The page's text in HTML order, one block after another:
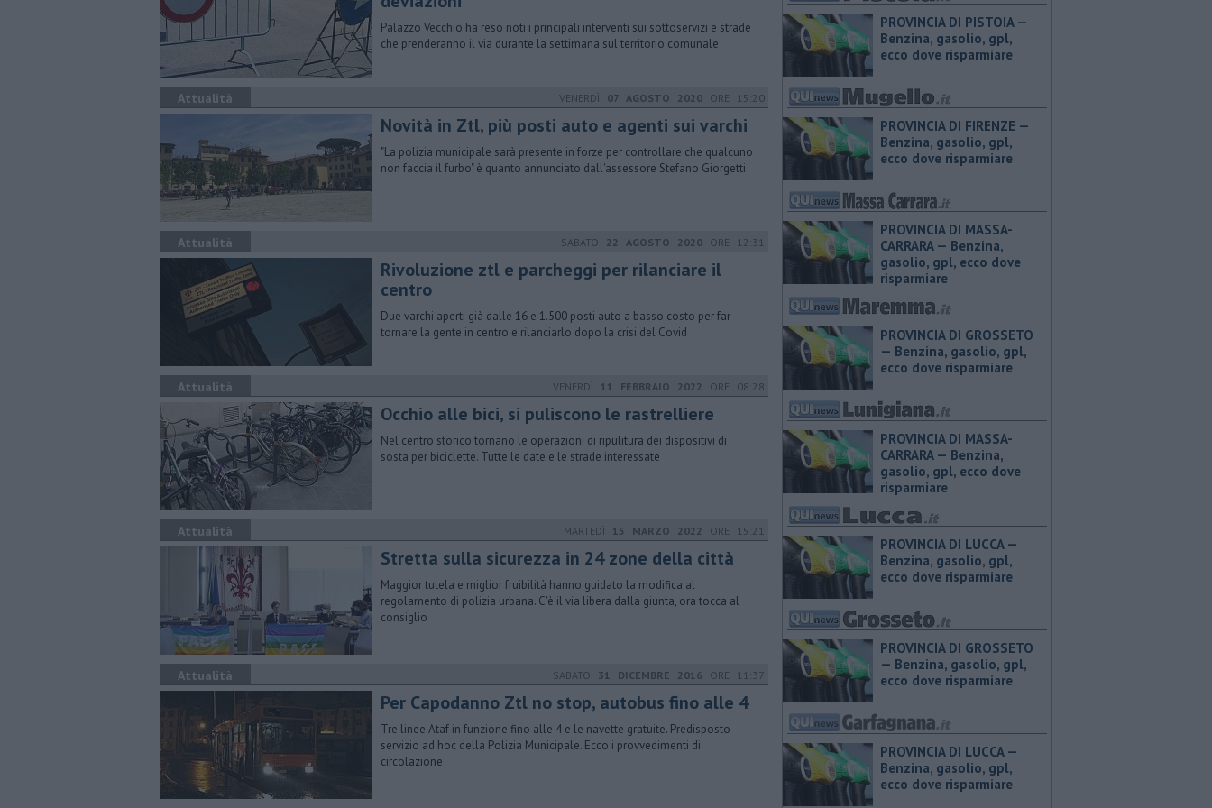
Palazzo Vecchio ha reso noti i principali interventi sui sottoservizi e strade
che prenderanno il via durante la settimana sul territorio comunale
Attualità VENERDÌ 07 AGOSTO 2020 ORE 15:20
Novità in Ztl, più posti auto e agenti sui varchi
"La polizia municipale sarà presente in forze per controllare che qualcuno
non faccia il furbo" è quanto annunciato dall'assessore Stefano Giorgetti
Attualità SABATO 22 AGOSTO 2020 ORE 12:31
Rivoluzione ztl e parcheggi per rilanciare il
centro
Due varchi aperti già dalle 16 e 1.500 posti auto a basso costo per far
tornare la gente in centro e rilanciarlo dopo la crisi del Covid
Attualità VENERDÌ 11 FEBBRAIO 2022 ORE 08:28
Occhio alle bici, si puliscono le rastrelliere
Nel centro storico tornano le operazioni di ripulitura dei dispositivi di
sosta per biciclette. Tutte le date e le strade interessate
Attualità MARTEDÌ 15 MARZO 2022 ORE 15:21
Stretta sulla sicurezza in 24 zone della città
Maggior tutela e miglior fruibilità hanno guidato la modifica al
regolamento di polizia urbana. C'è il via libera dalla giunta, ora tocca al
consiglio
Attualità SABATO 31 DICEMBRE 2016 ORE 11:37
Per Capodanno Ztl no stop, autobus fino alle 4
Tre linee Ataf in funzione fino alle 4 e le navette gratuite. Predisposto
servizio ad hoc della Polizia Municipale. Ecco i provvedimenti di
circolazione
PROVINCIA DI PISTOIA — ​
Benzina, gasolio, gpl,
ecco dove risparmiare
PROVINCIA DI FIRENZE — ​
Benzina, gasolio, gpl,
ecco dove risparmiare
PROVINCIA DI MASSA-
CARRARA — ​Benzina,
gasolio, gpl, ecco dove
risparmiare
PROVINCIA DI GROSSETO
— ​Benzina, gasolio, gpl,
ecco dove risparmiare
PROVINCIA DI MASSA-
CARRARA — ​Benzina,
gasolio, gpl, ecco dove
risparmiare
PROVINCIA DI LUCCA — ​
Benzina, gasolio, gpl,
ecco dove risparmiare
PROVINCIA DI GROSSETO
— ​Benzina, gasolio, gpl,
ecco dove risparmiare
PROVINCIA DI LUCCA — ​
Benzina, gasolio, gpl,
ecco dove risparmiare